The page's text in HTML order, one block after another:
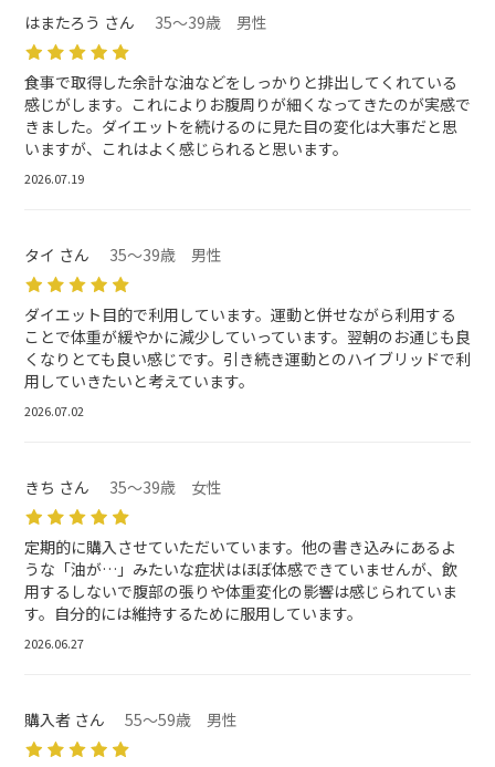
はまたろう さん 35～39歳 男性
食事で取得した余計な油などをしっかりと排出してくれている
感じがします。これによりお腹周りが細くなってきたのが実感で
きました。ダイエットを続けるのに見た目の変化は大事だと思
いますが、これはよく感じられると思います。
2026.07.19
タイ さん 35～39歳 男性
ダイエット目的で利用しています。運動と併せながら利用する
ことで体重が緩やかに減少していっています。翌朝のお通じも良
くなりとても良い感じです。引き続き運動とのハイブリッドで利
用していきたいと考えています。
2026.07.02
きち さん 35～39歳 女性
定期的に購入させていただいています。他の書き込みにあるよ
うな「油が…」みたいな症状はほぼ体感できていませんが、飲
用するしないで腹部の張りや体重変化の影響は感じられていま
す。自分的には維持するために服用しています。
2026.06.27
購入者 さん 55～59歳 男性